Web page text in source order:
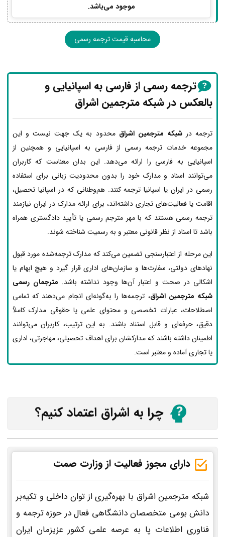
موجود می‌باشد.
محاسبه قیمت ترجمه رسمی
ترجمه رسمی از فارسی به اسپانیایی و
بالعکس در شبکه مترجمین اشراق
ترجمه درشبکه مترجمین اشراق محدود به یک جهت نیست و این
مجموعه خدمات ترجمه رسمی از فارسی به اسپانیایی و همچنین از
اسپانیایی به فارسی را ارائه می‌دهد. این بدان معناست که کاربران
می‌توانند اسناد و مدارک خود را بدون محدودیت زبانی برای استفاده
رسمی در ایران یا اسپانیا ترجمه کنند. هم‌وطنانی که در اسپانیا تحصیل،
اقامت یا فعالیت‌های تجاری داشته‌اند، برای ارائه مدارک در ایران نیازمند
ترجمه رسمی هستند که با مهر مترجم رسمی یا تأیید دادگستری همراه
باشد تا اسناد از نظر قانونی معتبر و به رسمیت شناخته شوند.
این مرحله از اعتبارسنجی تضمین می‌کند که مدارک ترجمه‌شده مورد قبول
نهادهای دولتی، سفارت‌ها و سازمان‌های اداری قرار گیرد و هیچ ابهام یا
اشکالی در صحت و اعتبار آن‌ها وجود نداشته باشد. مترجمان رسمی
شبکه مترجمین اشراق، ترجمه‌ها را به‌گونه‌ای انجام می‌دهند که تمامی
اصطلاحات، عبارات تخصصی و محتوای علمی یا حقوقی مدارک کاملاً
دقیق، حرفه‌ای و قابل استناد باشند. به این ترتیب، کاربران می‌توانند
اطمینان داشته باشند که مدارکشان برای اهداف تحصیلی، مهاجرتی، اداری
یا تجاری آماده و معتبر است.
چرا به اشراق اعتماد کنیم؟
دارای مجوز فعالیت از وزارت صمت
شبکه مترجمین اشراق با بهره‌گیری از توان داخلی و تکیه‌بر
دانش بومی متخصصان دانشگاهی فعال در حوزه ترجمه و
فناوری اطلاعات پا به عرصه علمی کشور عزیزمان ایران